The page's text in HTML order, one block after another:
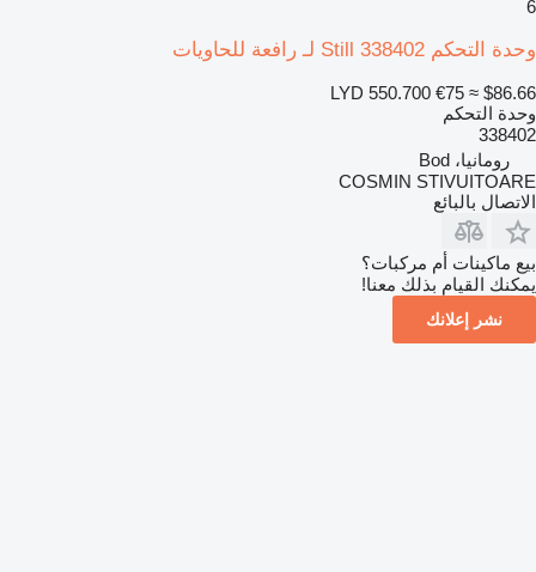
6
وحدة التحكم Still 338402 لـ رافعة للحاويات
LYD 550.700 €75 ≈ $86.66
وحدة التحكم
338402
رومانيا، Bod
COSMIN STIVUITOARE
الاتصال بالبائع
بيع ماكينات أم مركبات؟
يمكنك القيام بذلك معنا!
نشر إعلانك